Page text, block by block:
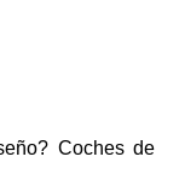
Coches de